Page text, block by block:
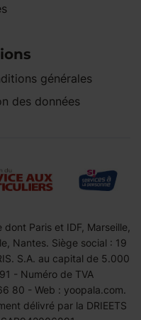
générales
des données
Paris et IDF, Marseille,
Nantes. Siège social : 19
S.A. au capital de 5.000
- Numéro de TVA
80 - Web : yoopala.com.
délivré par la DRIEETS